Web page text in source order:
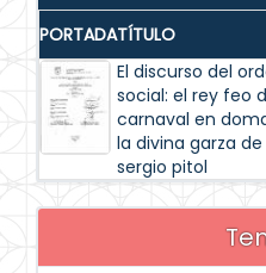
PORTADATÍTULO
El discurso del
social: el rey feo
carnaval en
la divina garza de
sergio pitol